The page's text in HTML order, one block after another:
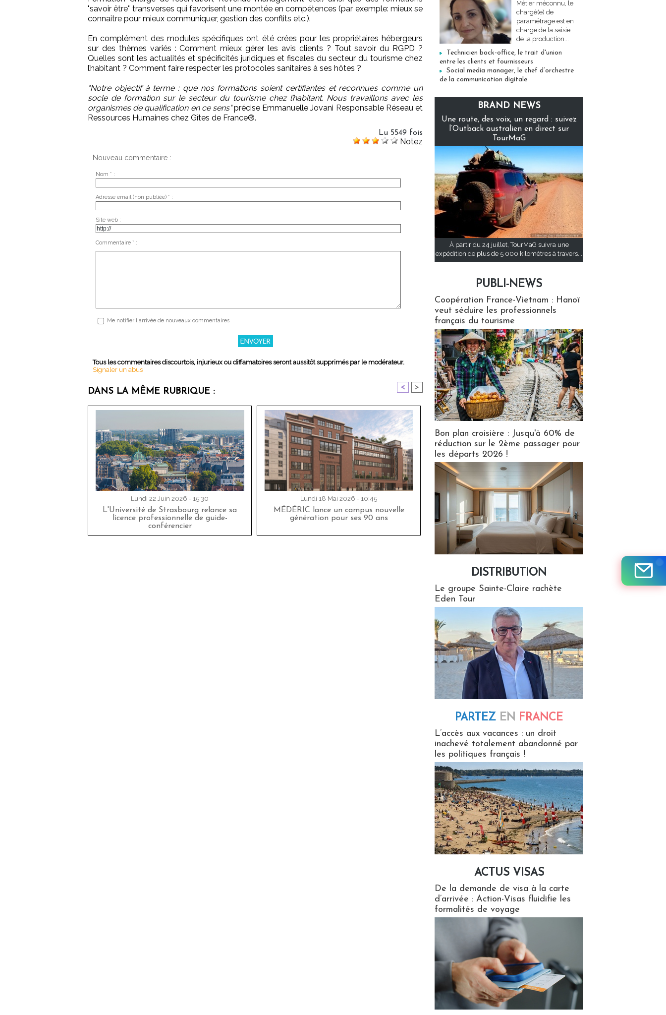
"savoir être" transverses qui favorisent une montée en compétences (par exemple: mieux se
connaitre pour mieux communiquer, gestion des conflits etc.).
En complément des modules spécifiques ont été crées pour les propriétaires hébergeurs
sur des thèmes variés : Comment mieux gérer les avis clients ? Tout savoir du RGPD ?
Quelles sont les actualités et spécificités juridiques et fiscales du secteur du tourisme chez
l’habitant ? Comment faire respecter les protocoles sanitaires à ses hôtes ?
"Notre objectif à terme : que nos formations soient certifiantes et reconnues comme un
socle de formation sur le secteur du tourisme chez l’habitant. Nous travaillons avec les
organismes de qualification en ce sens"précise Emmanuelle Jovani Responsable Réseau et
Ressources Humaines chez Gîtes de France®.
Lu 5549 fois
Notez
Nouveau commentaire :
Nom * :
Adresse email (non publiée) * :
Site web :
Commentaire * :
Me notifier l'arrivée de nouveaux commentaires
Tous les commentaires discourtois, injurieux ou diffamatoires seront aussitôt supprimés par le modérateur.
Signaler un abus
DANS LA MÊME RUBRIQUE : < >
Lundi 22 Juin 2026 - 15:30
L'Université de Strasbourg relance sa
licence professionnelle de guide-
conférencier
Lundi 18 Mai 2026 - 10:45
MÉDÉRIC lance un campus nouvelle
génération pour ses 90 ans
Métier méconnu, le
chargé(e) de
paramétrage est en
charge de la saisie
de la production...
Technicien back-office, le trait d'union
entre les clients et fournisseurs
Social media manager, le chef d’orchestre
de la communication digitale
BRAND NEWS
Une route, des voix, un regard : suivez
l’Outback australien en direct sur
TourMaG
À partir du 24 juillet, TourMaG suivra une
expédition de plus de 5 000 kilomètres à travers...
PUBLI-NEWS
Coopération France-Vietnam : Hanoï
veut séduire les professionnels
français du tourisme
Bon plan croisière : Jusqu'à 60% de
réduction sur le 2ème passager pour
les départs 2026 !
DISTRIBUTION
Le groupe Sainte-Claire rachète
Eden Tour
PARTEZ EN FRANCE
L’accès aux vacances : un droit
inachevé totalement abandonné par
les politiques français !
ACTUS VISAS
De la demande de visa à la carte
d’arrivée : Action-Visas fluidifie les
formalités de voyage